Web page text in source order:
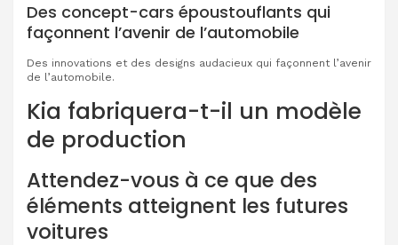
Des concept-cars époustouflants qui
façonnent l’avenir de l’automobile
Des innovations et des designs audacieux qui façonnent l’avenir
de l’automobile.
Kia fabriquera-t-il un modèle
de production
Attendez-vous à ce que des
éléments atteignent les futures
voitures